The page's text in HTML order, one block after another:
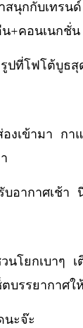
นุกกับเทร
น+คอนเนกชั่น
ปที่โฟโต้บู
เข้ามา กา
รับอากาศ
ยกเบาๆ เ
บรรยากาศใ
ะจ๊ะ